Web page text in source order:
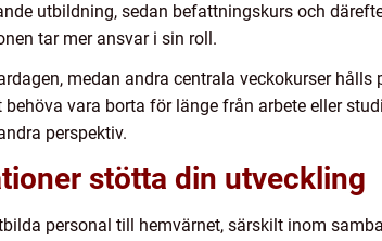
utbildning, sedan befattningskurs och
tar mer ansvar i sin roll.
medan andra centrala veckokurser hålls
vara borta för länge från arbete eller
perspektiv.
stötta din utveckling
personal till hemvärnet, särskilt inom